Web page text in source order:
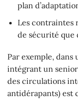
plan
Les contraintes
de sécurité que
Par exemple,
intégrant un
des circulations
antidérapants) est